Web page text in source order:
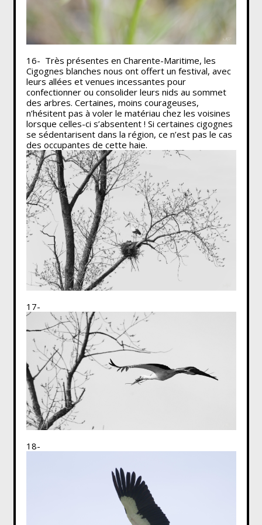
16- Très présentes en Charente-Maritime, les
Cigognes blanches nous ont offert un festival, avec
leurs allées et venues incessantes pour
confectionner ou consolider leurs nids au sommet
des arbres. Certaines, moins courageuses,
n’hésitent pas à voler le matériau chez les voisines
lorsque celles-ci s’absentent ! Si certaines cigognes
se sédentarisent dans la région, ce n’est pas le cas
des occupantes de cette haie.
17-
18-